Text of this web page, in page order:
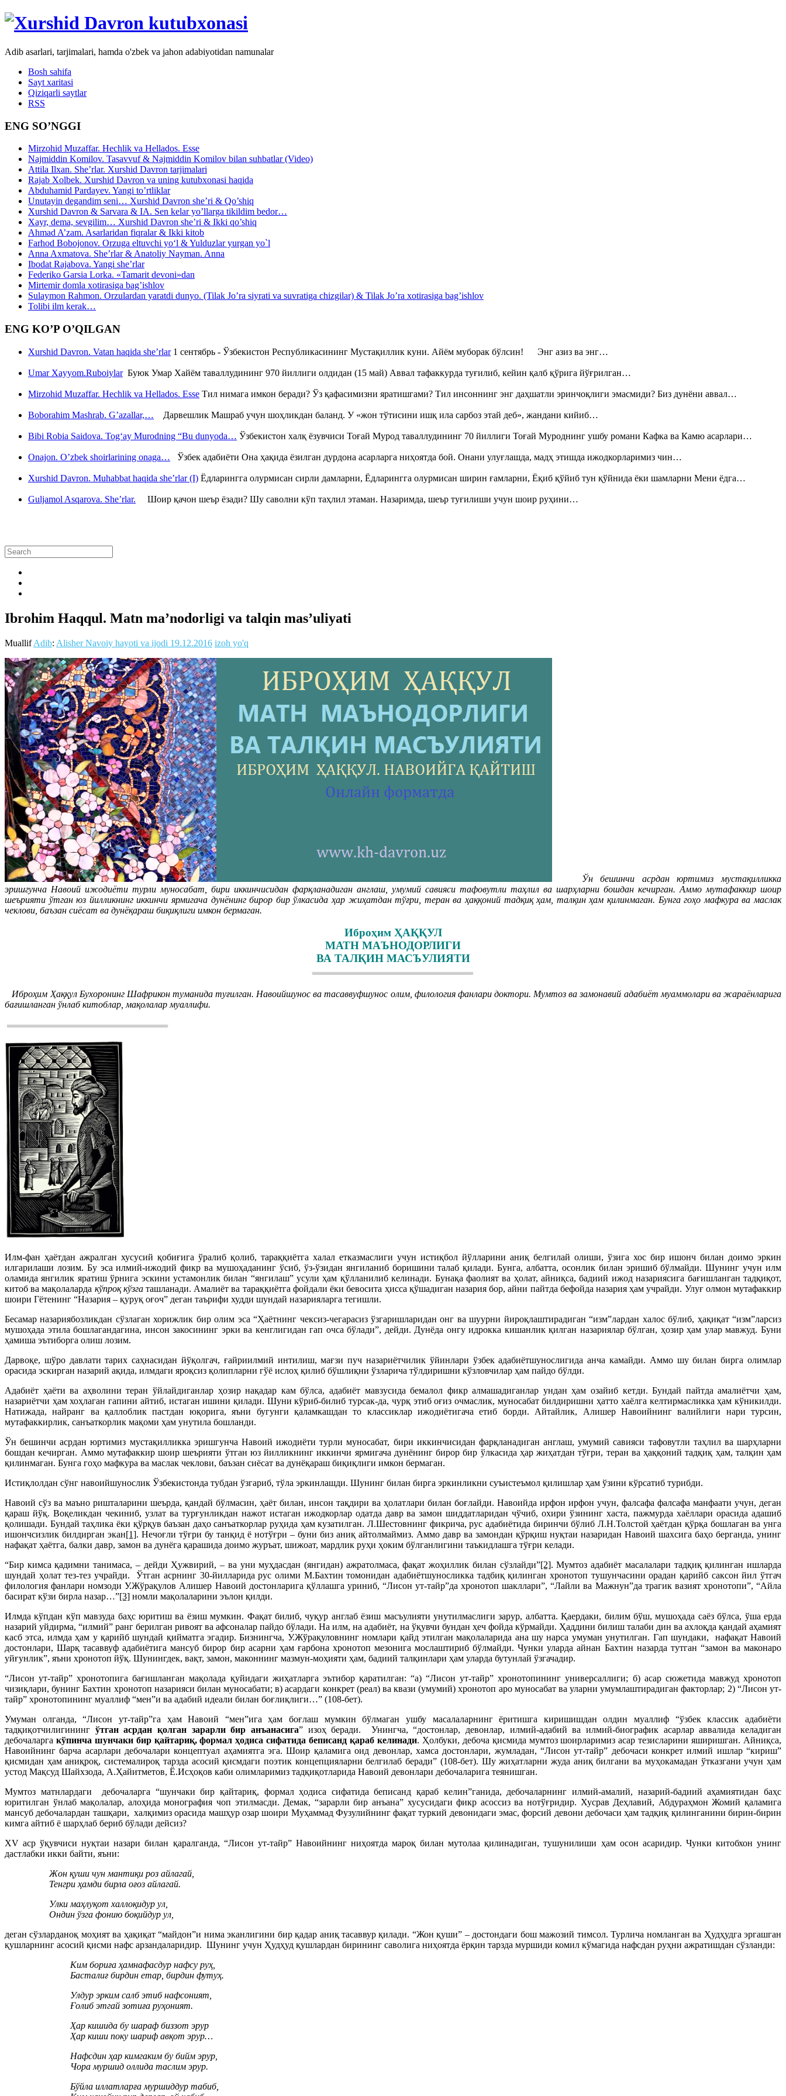
Adib asarlari, tarjimalari, hamda o'zbek va jahon adabiyotidan namunalar
Bosh sahifa
Sayt xaritasi
Qiziqarli saytlar
RSS
ENG SO’NGGI
Mirzohid Muzaffar. Hechlik va Hellados. Esse
Najmiddin Komilov. Tasavvuf & Najmiddin Komilov bilan suhbatlar (Video)
Attila Ilxan. She’rlar. Xurshid Davron tarjimalari
Rajab Xolbek. Xurshid Davron va uning kutubxonasi haqida
Abduhamid Pardayev. Yangi to’rtliklar
Unutayin degandim seni… Xurshid Davron she’ri & Qo’shiq
Xurshid Davron & Sarvara & IA. Sen kelar yo’llarga tikildim bedor…
Xayr, dema, sevgilim… Xurshid Davron she’ri & Ikki qo’shiq
Ahmad A’zam. Asarlaridan fiqralar & Ikki kitob
Farhod Bobojonov. Orzuga eltuvchi yo‘l & Yulduzlar yurgan yo`l
Anna Axmatova. She’rlar & Anatoliy Nayman. Anna
Ibodat Rajabova. Yangi she’rlar
Federiko Garsia Lorka. «Tamarit devoni»dan
Mirtemir domla xotirasiga bag’ishlov
Sulaymon Rahmon. Orzulardan yaratdi dunyo. (Tilak Jo’ra siyrati va suvratiga chizgilar) & Tilak Jo’ra xotirasiga bag’ishlov
Tolibi ilm kerak…
ENG KO’P O’QILGAN
Xurshid Davron. Vatan haqida she’rlar1 сентябрь - Ўзбекистон Республикасининг Мустақиллик куни. Айём муборак бўлсин! Энг азиз ва энг…
Umar Xayyom.RuboiylarБуюк Умар Хайём таваллудининг 970 йиллиги олдидан (15 май) Аввал тафаккурда туғилиб, кейин қалб қўрига йўғрилган…
Mirzohid Muzaffar. Hechlik va Hellados. Esse Тил нимага имкон беради? Ўз қафасимизни яратишгами? Тил инсоннинг энг даҳшатли эринчоқлиги эмасмиди? Биз дунёни аввал…
Boborahim Mashrab. G’azallar,… Дарвешлик Машраб учун шоҳликдан баланд. У «жон тўтисини ишқ ила сарбоз этай деб», жандани кийиб…
Bibi Robia Saidova. Tog‘ay Murodning “Bu dunyoda… Ўзбекистон халқ ёзувчиси Тоғай Мурод таваллудининг 70 йиллиги Тоғай Муроднинг ушбу романи Кафка ва Камю асарлари…
Onajon. O’zbek shoirlarining onaga… Ўзбек адабиёти Она ҳақида ёзилган дурдона асарларга ниҳоятда бой. Онани улуғлашда, мадҳ этишда ижодкорларимиз чин…
Xurshid Davron. Muhabbat haqida she’rlar (I) Ёдларингга олурмисан сирли дамларни, Ёдларингга олурмисан ширин ғамларни, Ёқиб қўйиб тун қўйнида ёки шамларни Мени ёдга…
Guljamol Asqarova. She’rlar. Шоир қачон шеър ёзади? Шу саволни кўп таҳлил этаман. Назаримда, шеър туғилиши учун шоир руҳини…
Ibrohim Haqqul. Matn ma’nodorligi va talqin mas’uliyati
MuallifAdib: Alisher Navoiy hayoti va ijodi 19.12.2016 izoh yo'q
Ўн бешинчи асрдан юртимиз мустақилликка
эришгунча Навоий ижодиёти турли муносабат, бири иккинчисидан фарқланадиган англаш, умумий савияси тафовутли таҳлил ва шарҳларни бошдан кечирган. Аммо мутафаккир шоир
шеърияти ўтган юз йилликнинг иккинчи ярмигача дунёнинг бирор бир ўлкасида ҳар жиҳатдан тўғри, теран ва ҳаққоний тадқиқ ҳам, талқин ҳам қилинмаган. Бунга гоҳо мафкура ва маслак
чеклови, баъзан сиёсат ва дунёқараш биқиқлиги имкон бермаган.
Иброҳим ҲАҚҚУЛ
МАТН МАЪНОДОРЛИГИ
ВА ТАЛҚИН МАСЪУЛИЯТИ
Иброҳим Ҳаққул Бухоронинг Шафрикон туманида туғилган. Навоийшунос ва тасаввуфшунос олим, филология фанлари доктори. Мумтоз ва замонавий адабиёт муаммолари ва жараёнларига
бағишланган ўнлаб китоблар, мақолалар муаллифи.
Илм-фан ҳаётдан ажралган хусусий қобиғига ўралиб қолиб, тараққиётга халал етказмаслиги учун истиқбол йўлларини аниқ белгилай олиши, ўзига хос бир ишонч билан доимо эркин
илгарилаши лозим. Бу эса илмий-ижодий фикр ва мушоҳаданинг ўсиб, ўз-ўзидан янгиланиб боришини талаб қилади. Бунга, албатта, осонлик билан эришиб бўлмайди. Шунинг учун илм
оламида янгилик яратиш ўрнига эскини устамонлик билан “янгилаш” усули ҳам қўлланилиб келинади. Бунақа фаолият ва ҳолат, айниқса, бадиий ижод назариясига бағишланган тадқиқот,
китоб ва мақолаларда кўпроқ кўзгаташланади. Амалиёт ва тараққиётга фойдали ёки бевосита ҳисса қўшадиган назария бор, айни пайтда бефойда назария ҳам учрайди. Улуғ олмон мутафаккир
шоири Гётенинг “Назария – қуруқ оғоч” деган таърифи худди шундай назарияларга тегишли.
Бесамар назариябозликдан сўзлаган хорижлик бир олим эса “Ҳаётнинг чексиз-чегарасиз ўзгаришларидан онг ва шуурни йироқлаштирадиган “изм”лардан халос бўлиб, ҳақиқат “изм”ларсиз
мушоҳада этила бошлагандагина, инсон закосининг эрки ва кенглигидан гап очса бўлади”, дейди. Дунёда онгу идрокка кишанлик қилган назариялар бўлган, ҳозир ҳам улар мавжуд. Буни
ҳамиша эътиборга олиш лозим.
Дарвоқе, шўро давлати тарих саҳнасидан йўқолгач, ғайриилмий интилиш, мағзи пуч назариётчилик ўйинлари ўзбек адабиётшунослигида анча камайди. Аммо шу билан бирга олимлар
орасида эскирган назарий ақида, илмдаги яроқсиз қолипларни гўё ислоҳ қилиб бўшлиқни ўзларича тўлдиришни кўзловчилар ҳам пайдо бўлди.
Адабиёт ҳаёти ва аҳволини теран ўйлайдиганлар ҳозир нақадар кам бўлса, адабиёт мавзусида бемалол фикр алмашадиганлар ундан ҳам озайиб кетди. Бундай пайтда амалиётчи ҳам,
назариётчи ҳам хоҳлаган гапини айтиб, истаган ишини қилади. Шуни кўриб-билиб турсак-да, чурқ этиб оғиз очмаслик, муносабат билдиришни ҳатто хаёлга келтирмасликка ҳам кўникилди.
Натижада, найранг ва қаллоблик пастдан юқорига, яъни бугунги қаламкашдан то классиклар ижодиётигача етиб борди. Айтайлик, Алишер Навоийнинг валийлиги нари турсин,
мутафаккирлик, санъаткорлик мақоми ҳам унутила бошланди.
Ўн бешинчи асрдан юртимиз мустақилликка эришгунча Навоий ижодиёти турли муносабат, бири иккинчисидан фарқланадиган англаш, умумий савияси тафовутли таҳлил ва шарҳларни
бошдан кечирган. Аммо мутафаккир шоир шеърияти ўтган юз йилликнинг иккинчи ярмигача дунёнинг бирор бир ўлкасида ҳар жиҳатдан тўғри, теран ва ҳаққоний тадқиқ ҳам, талқин ҳам
қилинмаган. Бунга гоҳо мафкура ва маслак чеклови, баъзан сиёсат ва дунёқараш биқиқлиги имкон бермаган.
Истиқлолдан сўнг навоийшунослик Ўзбекистонда тубдан ўзгариб, тўла эркинлашди. Шунинг билан бирга эркинликни суъистеъмол қилишлар ҳам ўзини кўрсатиб турибди.
Навоий сўз ва маъно ришталарини шеърда, қандай бўлмасин, ҳаёт билан, инсон тақдири ва ҳолатлари билан боғлайди. Навоийда ирфон ирфон учун, фалсафа фалсафа манфаати учун, деган
қараш йўқ. Воқеликдан чекиниб, узлат ва турғунликдан нажот истаган ижодкорлар одатда давр ва замон шиддатларидан чўчиб, охири ўзининг хаста, пажмурда хаёллари орасида адашиб
қолишади. Бундай таҳлика ёки қўрқув баъзан даҳо санъаткорлар руҳида ҳам кузатилган. Л.Шестовнинг фикрича, рус адабиётида биринчи бўлиб Л.Н.Толстой ҳаётдан қўрқа бошлаган ва унга
ишончсизлик билдирган экан[1]. Нечоғли тўғри бу танқид ё нотўғри – буни биз аниқ айтолмаймиз. Аммо давр ва замондан қўрқиш нуқтаи назаридан Навоий шахсига баҳо берганда, унинг
нафақат ҳаётга, балки давр, замон ва дунёга қарашида доимо журъат, шижоат, мардлик руҳи ҳоким бўлганлигини таъкидлашга тўғри келади.
“Бир кимса қадимни танимаса, – дейди Ҳужвирий, – ва уни муҳдасдан (янгидан) ажратолмаса, фақат жоҳиллик билан сўзлайди”[2]. Мумтоз адабиёт масалалари тадқиқ қилинган ишларда
шундай ҳолат тез-тез учрайди. Ўтган асрнинг 30-йилларида рус олими М.Бахтин томонидан адабиётшуносликка тадбиқ қилинган хронотоп тушунчасини орадан қарийб саксон йил ўтгач
филология фанлари номзоди У.Жўрақулов Алишер Навоий достонларига қўллашга уриниб, “Лисон ут-тайр”да хронотоп шакллари”, “Лайли ва Мажнун”да трагик вазият хронотопи”, “Айла
басират кўзи бирла назар…”[3] номли мақолаларини эълон қилди.
Илмда кўпдан кўп мавзуда баҳс юритиш ва ёзиш мумкин. Фақат билиб, чуқур англаб ёзиш масъулияти унутилмаслиги зарур, албатта. Қаердаки, билим бўш, мушоҳада саёз бўлса, ўша ерда
назарий уйдирма, “илмий” ранг берилган ривоят ва афсоналар пайдо бўлади. На илм, на адабиёт, на ўқувчи бундан ҳеч фойда кўрмайди. Ҳаддини билиш талаби дин ва ахлоқда қандай аҳамият
касб этса, илмда ҳам у қарийб шундай қийматга эгадир. Бизнингча, У.Жўрақуловнинг номлари қайд этилган мақолаларида ана шу нарса умуман унутилган. Гап шундаки, нафақат Навоий
достонлари, Шарқ тасаввуф адабиётига мансуб бирор бир асарни ҳам ғарбона хронотоп мезонига мослаштириб бўлмайди. Чунки уларда айнан Бахтин назарда тутган “замон ва маконаро
уйғунлик”, яъни хронотоп йўқ. Шунингдек, вақт, замон, маконнинг мазмун-моҳияти ҳам, бадиий талқинлари ҳам уларда бутунлай ўзгачадир.
“Лисон ут-тайр” хронотопига бағишланган мақолада қуйидаги жиҳатларга эътибор қаратилган: “а) “Лисон ут-тайр” хронотопининг универсаллиги; б) асар сюжетида мавжуд хронотоп
чизиқлари, бунинг Бахтин хронотоп назарияси билан муносабати; в) асардаги конкрет (реал) ва квази (умумий) хронотоп аро муносабат ва уларни умумлаштирадиган факторлар; 2) “Лисон ут-
тайр” хронотопининг муаллиф “мен”и ва адабий идеали билан боғлиқлиги…” (108-бет).
Умуман олганда, “Лисон ут-тайр”га ҳам Навоий “мен”ига ҳам боғлаш мумкин бўлмаган ушбу масалаларнинг ёритишга киришишдан олдин муаллиф “ўзбек классик адабиёти
тадқиқотчилигининг ўтган асрдан қолган зарарли бир анъанасига” изоҳ беради. Унингча, “достонлар, девонлар, илмий-адабий ва илмий-биографик асарлар аввалида келадиган
дебочаларга кўпинча шунчаки бир қайтариқ, формал ҳодиса сифатида беписанд қараб келинади. Ҳолбуки, дебоча қисмида мумтоз шоирларимиз асар тезисларини яширишган. Айниқса,
Навоийнинг барча асарлари дебочалари концептуал аҳамиятга эга. Шоир қаламига оид девонлар, хамса достонлари, жумладан, “Лисон ут-тайр” дебочаси конкрет илмий ишлар “кириш”
қисмидан ҳам аниқроқ, системалироқ тарзда асосий қисмдаги поэтик концепцияларни белгилаб беради” (108-бет). Шу жиҳатларни жуда аниқ билгани ва муҳокамадан ўтказгани учун ҳам
устод Мақсуд Шайхзода, А.Ҳайитметов, Ё.Исҳоқов каби олимларимиз тадқиқотларида Навоий девонлари дебочаларига теянишган.
Мумтоз матнлардаги дебочаларга “шунчаки бир қайтариқ, формал ҳодиса сифатида беписанд қараб келин”ганида, дебочаларнинг илмий-амалий, назарий-бадиий аҳамиятидан баҳс
юритилган ўнлаб мақолалар, алоҳида монография чоп этилмасди. Демак, “зарарли бир анъана” хусусидаги фикр асоссиз ва нотўғридир. Хусрав Деҳлавий, Абдураҳмон Жомий қаламига
мансуб дебочалардан ташқари, халқимиз орасида машҳур озар шоири Муҳаммад Фузулийнинг фақат туркий девонидаги эмас, форсий девони дебочаси ҳам тадқиқ қилинганини бирин-бирин
кимга айтиб ё шарҳлаб бериб бўлади дейсиз?
XV аср ўқувчиси нуқтаи назари билан қаралганда, “Лисон ут-тайр” Навоийнинг ниҳоятда мароқ билан мутолаа қилинадиган, тушунилиши ҳам осон асаридир. Чунки китобхон унинг
дастлабки икки байти, яъни:
Жон қуши чун мантиқи роз айлагай,
Тенгри ҳамди бирла оғоз айлагай.
Улки маҳлуқот халлоқидур ул,
Ондин ўзга фонию боқийдур ул,
деган сўзларданоқ моҳият ва ҳақиқат “майдон”и нима эканлигини бир қадар аниқ тасаввур қилади. “Жон қуши” – достондаги бош мажозий тимсол. Турлича номланган ва Ҳудҳудга эргашган
қушларнинг асосий қисми нафс арзандаларидир. Шунинг учун Ҳудҳуд қушлардан бирининг саволига ниҳоятда ёрқин тарзда муршиди комил кўмагида нафсдан руҳни ажратишдан сўзланди:
Ким бориға ҳамнафасдур нафсу руҳ,
Басталиғ бирдин етар, бирдин футуҳ.
Улдур эрким салб этиб нафсоният,
Ғолиб этгай зотиға руҳоният.
Ҳар кишида бу шараф биззот эрур
Ҳар киши поку шариф авқот эрур…
Нафсдин ҳар кимгаким бу бийм эрур,
Чора муршид оллида таслим эрур.
Бўйла иллатларға муршиддур табиб,